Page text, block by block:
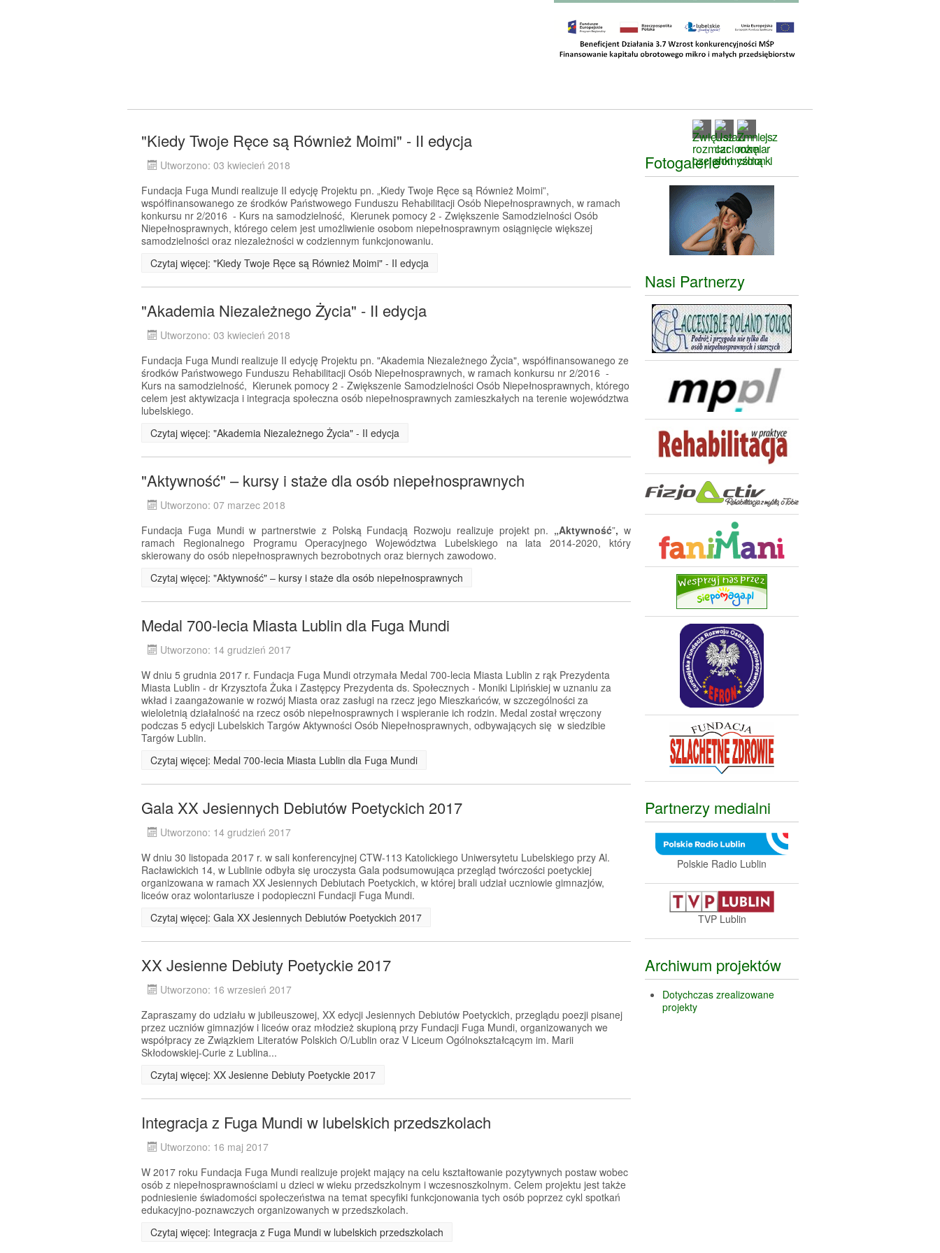
"Kiedy Twoje Ręce są Również Moimi" - II edycja
Utworzono: 03 kwiecień 2018
Fundacja Fuga Mundi realizuje II edycję Projektu pn. „Kiedy Twoje Ręce są Również Moimi”,
współfinansowanego ze środków Państwowego Funduszu Rehabilitacji Osób Niepełnosprawnych, w ramach
konkursu nr 2/2016 - Kurs na samodzielność, Kierunek pomocy 2 - Zwiększenie Samodzielności Osób
Niepełnosprawnych, którego celem jest umożliwienie osobom niepełnosprawnym osiągnięcie większej
samodzielności oraz niezależności w codziennym funkcjonowaniu.
Czytaj więcej: "Kiedy Twoje Ręce są Również Moimi" - II edycja
"Akademia Niezależnego Życia" - II edycja
Utworzono: 03 kwiecień 2018
Fundacja Fuga Mundi realizuje II edycję Projektu pn. "Akademia Niezależnego Życia", współfinansowanego ze
środków Państwowego Funduszu Rehabilitacji Osób Niepełnosprawnych, w ramach konkursu nr 2/2016 -
Kurs na samodzielność, Kierunek pomocy 2 - Zwiększenie Samodzielności Osób Niepełnosprawnych, którego
celem jest aktywizacja i integracja społeczna osób niepełnosprawnych zamieszkałych na terenie województwa
lubelskiego.
Czytaj więcej: "Akademia Niezależnego Życia" - II edycja
"Aktywność" – kursy i staże dla osób niepełnosprawnych
Utworzono: 07 marzec 2018
Fundacja Fuga Mundi w partnerstwie z Polską Fundacją Rozwoju realizuje projekt pn. „Aktywność”, w
ramach Regionalnego Programu Operacyjnego Województwa Lubelskiego na lata 2014-2020, który
skierowany do osób niepełnosprawnych bezrobotnych oraz biernych zawodowo.
Czytaj więcej: "Aktywność" – kursy i staże dla osób niepełnosprawnych
Medal 700-lecia Miasta Lublin dla Fuga Mundi
Utworzono: 14 grudzień 2017
W dniu 5 grudnia 2017 r. Fundacja Fuga Mundi otrzymała Medal 700-lecia Miasta Lublin z rąk Prezydenta
Miasta Lublin - dr Krzysztofa Żuka i Zastępcy Prezydenta ds. Społecznych - Moniki Lipińskiej w uznaniu za
wkład i zaangażowanie w rozwój Miasta oraz zasługi na rzecz jego Mieszkańców, w szczególności za
wieloletnią działalność na rzecz osób niepełnosprawnych i wspieranie ich rodzin. Medal został wręczony
podczas 5 edycji Lubelskich Targów Aktywności Osób Niepełnosprawnych, odbywających się w siedzibie
Targów Lublin.
Czytaj więcej: Medal 700-lecia Miasta Lublin dla Fuga Mundi
Gala XX Jesiennych Debiutów Poetyckich 2017
Utworzono: 14 grudzień 2017
W dniu 30 listopada 2017 r. w sali konferencyjnej CTW-113 Katolickiego Uniwersytetu Lubelskiego przy Al.
Racławickich 14, w Lublinie odbyła się uroczysta Gala podsumowująca przegląd twórczości poetyckiej
organizowana w ramach XX Jesiennych Debiutach Poetyckich, w której brali udział uczniowie gimnazjów,
liceów oraz wolontariusze i podopieczni Fundacji Fuga Mundi.
Czytaj więcej: Gala XX Jesiennych Debiutów Poetyckich 2017
XX Jesienne Debiuty Poetyckie 2017
Utworzono: 16 wrzesień 2017
Zapraszamy do udziału w jubileuszowej, XX edycji Jesiennych Debiutów Poetyckich, przeglądu poezji pisanej
przez uczniów gimnazjów i liceów oraz młodzież skupioną przy Fundacji Fuga Mundi, organizowanych we
współpracy ze Związkiem Literatów Polskich O/Lublin oraz V Liceum Ogólnokształcącym im. Marii
Skłodowskiej-Curie z Lublina...
Czytaj więcej: XX Jesienne Debiuty Poetyckie 2017
Integracja z Fuga Mundi w lubelskich przedszkolach
Utworzono: 16 maj 2017
W 2017 roku Fundacja Fuga Mundi realizuje projekt mający na celu kształtowanie pozytywnych postaw wobec
osób z niepełnosprawnościami u dzieci w wieku przedszkolnym i wczesnoszkolnym. Celem projektu jest także
podniesienie świadomości społeczeństwa na temat specyfiki funkcjonowania tych osób poprzez cykl spotkań
edukacyjno-poznawczych organizowanych w przedszkolach.
Czytaj więcej: Integracja z Fuga Mundi w lubelskich przedszkolach
Fotogalerie
Nasi Partnerzy
Partnerzy medialni
Polskie Radio Lublin
TVP Lublin
Archiwum projektów
Dotychczas zrealizowane
projekty